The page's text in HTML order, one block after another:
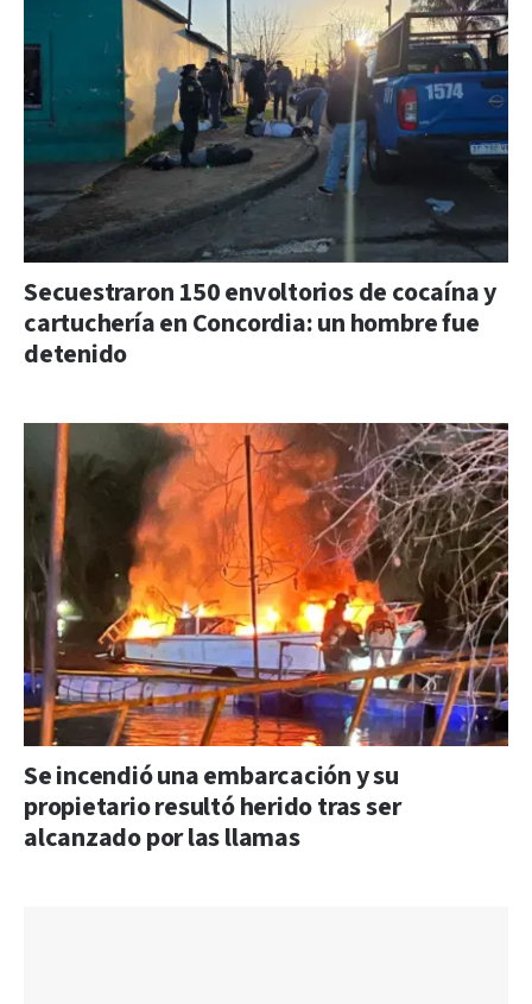
Secuestraron 150 envoltorios de cocaína y
cartuchería en Concordia: un hombre fue
detenido
Se incendió una embarcación y su
propietario resultó herido tras ser
alcanzado por las llamas